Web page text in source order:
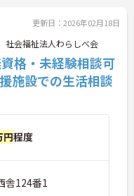
更新日：2026年02月18日
社会福祉法人わらしべ会
格・未経験相談可
施設での生活相談
円程度
舎124番1